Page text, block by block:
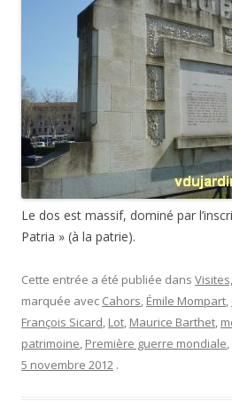
Le dos est massif, dominé par
Patria » (à la patrie).
Cette entrée a été publiée dans
marquée avec Cahors, Émile Mompart,
François Sicard, Lot, Maurice Barthet,
patrimoine, Première guerre mondiale,
5 novembre 2012 .